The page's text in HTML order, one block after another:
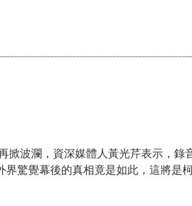
波瀾，資深媒體人黃光芹表示，錄
驚覺幕後的真相竟是如此，這將是